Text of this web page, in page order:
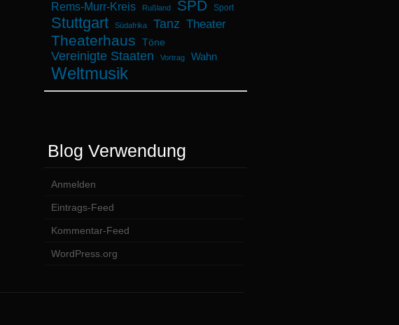
Rems-Murr-Kreis Rußland SPD Sport
Stuttgart Südafrika Tanz Theater
Theaterhaus Töne
Vereinigte Staaten Vortrag Wahn
Weltmusik
Blog Verwendung
Anmelden
Eintrags-Feed
Kommentar-Feed
WordPress.org